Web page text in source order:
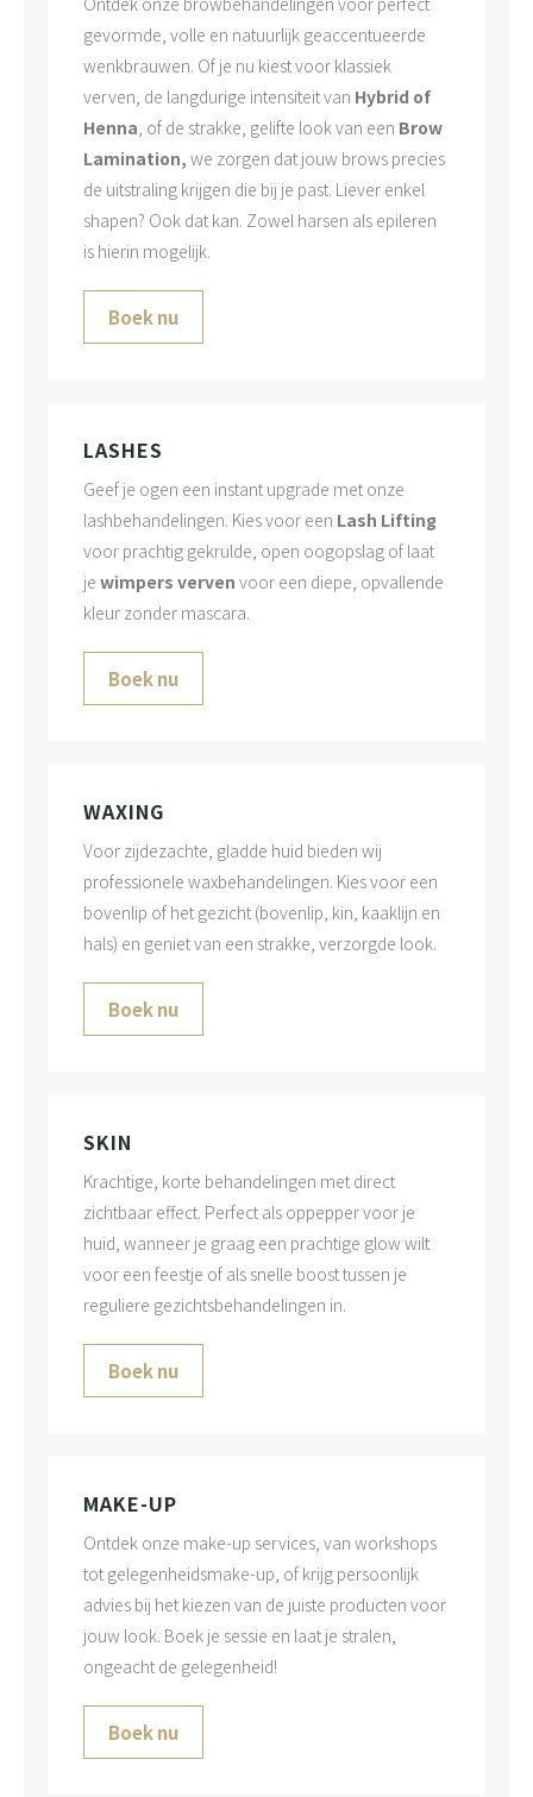
gevormde, volle en natuurlijk geaccentueerde
wenkbrauwen. Of je nu kiest voor klassiek
verven, de langdurige intensiteit van Hybrid of
Henna, of de strakke, gelifte look van een Brow
Lamination, we zorgen dat jouw brows precies
de uitstraling krijgen die bij je past. Liever enkel
shapen? Ook dat kan. Zowel harsen als epileren
is hierin mogelijk.
Boek nu
LASHES
Geef je ogen een instant upgrade met onze
lashbehandelingen. Kies voor een Lash Lifting
voor prachtig gekrulde, open oogopslag of laat
je wimpers verven voor een diepe, opvallende
kleur zonder mascara.
Boek nu
WAXING
Voor zijdezachte, gladde huid bieden wij
professionele waxbehandelingen. Kies voor een
bovenlip of het gezicht (bovenlip, kin, kaaklijn en
hals) en geniet van een strakke, verzorgde look.
Boek nu
SKIN
Krachtige, korte behandelingen met direct
zichtbaar effect. Perfect als oppepper voor je
huid, wanneer je graag een prachtige glow wilt
voor een feestje of als snelle boost tussen je
reguliere gezichtsbehandelingen in.
Boek nu
MAKE-UP
Ontdek onze make-up services, van workshops
tot gelegenheidsmake-up, of krijg persoonlijk
advies bij het kiezen van de juiste producten voor
jouw look. Boek je sessie en laat je stralen,
ongeacht de gelegenheid!
Boek nu